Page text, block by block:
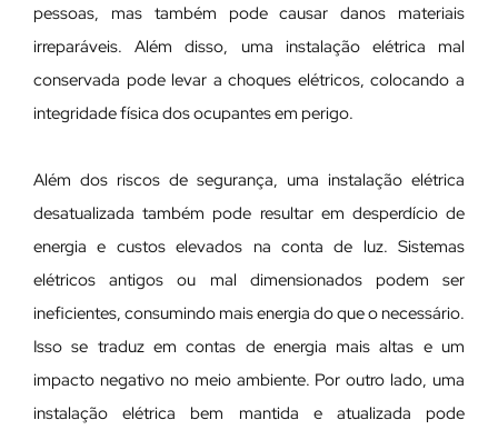
pessoas, mas também pode causar danos materiais
irreparáveis. Além disso, uma instalação elétrica mal
conservada pode levar a choques elétricos, colocando a
integridade física dos ocupantes em perigo.
Além dos riscos de segurança, uma instalação elétrica
desatualizada também pode resultar em desperdício de
energia e custos elevados na conta de luz. Sistemas
elétricos antigos ou mal dimensionados podem ser
ineficientes, consumindo mais energia do que o necessário.
Isso se traduz em contas de energia mais altas e um
impacto negativo no meio ambiente. Por outro lado, uma
instalação elétrica bem mantida e atualizada pode